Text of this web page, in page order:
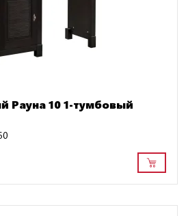
Рауна 10 1-тумбовый